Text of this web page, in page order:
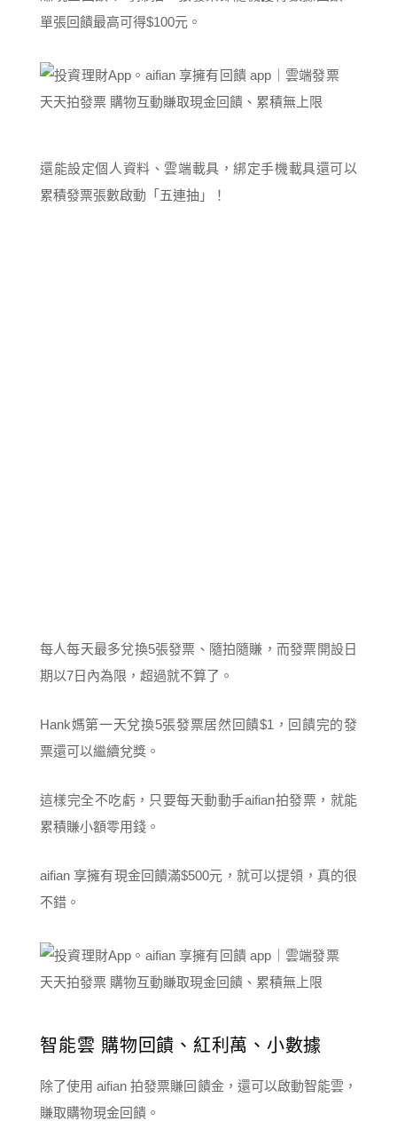
單張回饋最高可得$100元。
還能設定個人資料、雲端載具，綁定手機載具還可以
累積發票張數啟動「五連抽」！
每人每天最多兌換5張發票、隨拍隨賺，而發票開設日
期以7日內為限，超過就不算了。
Hank媽第一天兌換5張發票居然回饋$1，回饋完的發
票還可以繼續兌獎。
這樣完全不吃虧，只要每天動動手aifian拍發票，就能
累積賺小額零用錢。
aifian 享擁有現金回饋滿$500元，就可以提領，真的很
不錯。
智能雲 購物回饋、紅利萬、小數據
除了使用 aifian 拍發票賺回饋金，還可以啟動智能雲，
賺取購物現金回饋。